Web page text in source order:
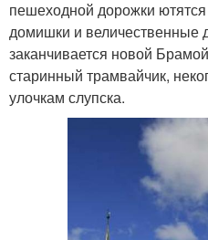
пешеходной дорожки
домишки и величественные
заканчивается новой
старинный трамвайчик,
улочкам слупска.